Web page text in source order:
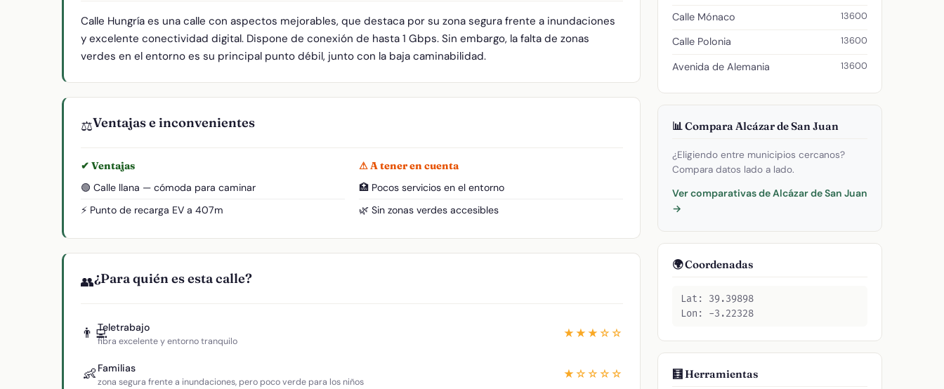
Calle Hungría es una calle con aspectos mejorables, que destaca por su zona segura frente a inundaciones
y excelente conectividad digital. Dispone de conexión de hasta 1 Gbps. Sin embargo, la falta de zonas
verdes en el entorno es su principal punto débil, junto con la baja caminabilidad.
⚖️Ventajas e inconvenientes
✔ Ventajas
🟢 Calle llana — cómoda para caminar
⚡ Punto de recarga EV a 407m
⚠ A tener en cuenta
🏥 Pocos servicios en el entorno
🌿 Sin zonas verdes accesibles
👥¿Para quién es esta calle?
👨‍💻Teletrabajo
fibra excelente y entorno tranquilo
★★★☆☆
👶 Familias
zona segura frente a inundaciones, pero poco verde para los niños
★☆☆☆☆
Calle Mónaco 13600
Calle Polonia 13600
Avenida de Alemania 13600
📊 Compara Alcázar de San Juan
¿Eligiendo entre municipios cercanos?
Compara datos lado a lado.
Ver comparativas de Alcázar de San Juan
→
🌍 Coordenadas
Lat: 39.39898
Lon: -3.22328
🧮 Herramientas